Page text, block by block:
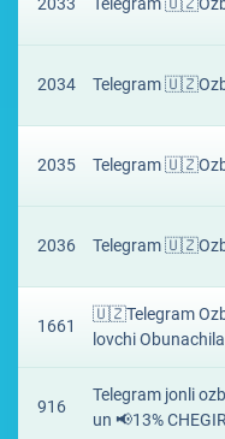
2034 Telegram
2035 Telegram
2036 Telegram
1661
🇺🇿Telegram
lovchi
916
Telegram jonli
un 📢13%